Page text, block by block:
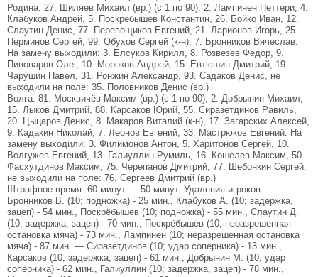
Родина: 27. Шиляев Михаил (вр.) (с 1 по 90), 2. Лампинен Петтери, 4.
Клабуков Андрей, 5. Поскрёбышев Константин, 26. Бойко Иван, 12.
Слаутин Денис, 77. Перевощиков Евгений, 21. Ларионов Игорь, 25.
Перминов Сергей, 99. Обухов Сергей (к-н), 7. Бронников Вячеслав.
На замену выходили: 3. Елсуков Кирилл, 8. Розвезев Фёдор, 9.
Пивоваров Олег, 10. Мороков Андрей, 15. Евтюшин Дмитрий, 19.
Чарушин Павел, 31. Ронжин Александр, 93. Садаков Денис, не
выходили на поле: 35. Половников Денис (вр.)
Волга: 81. Москвичёв Максим (вр.) (с 1 по 90), 2. Добрынин Михаил,
15. Лыков Дмитрий, 88. Карсаков Юрий, 55. Сиразетдинов Равиль,
20. Цыцаров Денис, 8. Макаров Виталий (к-н), 17. Загарских Алексей,
9. Кадакин Николай, 7. Леонов Евгений, 33. Мастрюков Евгений. На
замену выходили: 3. Филимонов Антон, 5. Харитонов Сергей, 10.
Волгужев Евгений, 13. Галиуллин Румиль, 16. Кошелев Максим, 50.
Фасхутдинов Максим, 75. Черепанов Дмитрий, 77. Шебонкин Сергей,
не выходили на поле: 76. Сергеев Дмитрий (вр.)
Штрафное время: 60 минут — 50 минут. Удаления игроков:
Бронников В. (10; подножка) - 25 мин., Клабуков А. (10; задержка,
зацеп) - 54 мин., Поскрёбышев (10; подножка) - 55 мин., Слаутин Д.
(10; задержка, зацеп) - 70 мин., Поскрёбышев (10; неразрешенная
остановка мяча) - 73 мин., Лампинен (10; неразрешенная остановка
мяча) - 87 мин. — Сиразетдинов (10; удар соперника) - 13 мин.,
Карсаков (10; задержка, зацеп) - 61 мин., Добрынин М. (10; удар
соперника) - 62 мин., Галиуллин (10; задержка, зацеп) - 78 мин.,